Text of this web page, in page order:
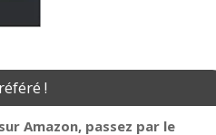
!
Amazon, passez par le